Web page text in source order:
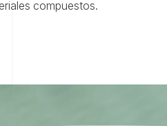
compuestos.